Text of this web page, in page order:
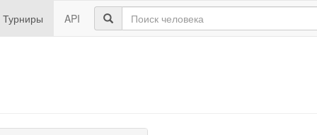
Турниры API